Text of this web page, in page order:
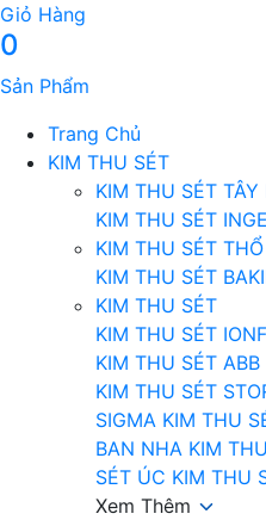
Giỏ Hàng
0
Sản Phẩm
Trang Chủ
KIM THU SÉT
KIM THU SÉT
KIM THU SÉT
KIM THU SÉT
KIM THU SÉT
KIM THU SÉT
KIM THU SÉT
KIM THU SÉT ABB
KIM THU SÉT
SIGMA KIM THU
BAN NHA KIM
SÉT ÚC KIM THU
Xem Thêm